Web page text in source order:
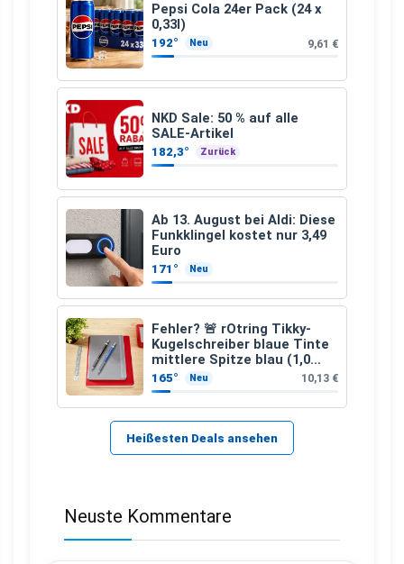
Pepsi Cola 24er Pack (24 x
0,33l)
192° Neu 9,61 €
NKD Sale: 50 % auf alle
SALE-Artikel
182,3° Zurück
Ab 13. August bei Aldi: Diese
Funkklingel kostet nur 3,49
Euro
171° Neu
Fehler? 🚨 rOtring Tikky-
Kugelschreiber blaue Tinte
mittlere Spitze blau (1,0
mm – 12 Stück)
165° Neu 10,13 €
Heißesten Deals ansehen
Neuste Kommentare